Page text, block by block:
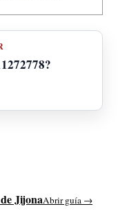
JijonaAbrir guía →